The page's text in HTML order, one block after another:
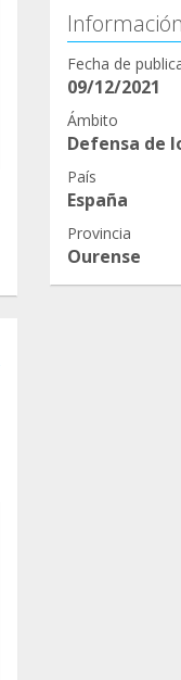
Información
Fecha de
09/12/2021
Ámbito
Defensa de
País
España
Provincia
Ourense